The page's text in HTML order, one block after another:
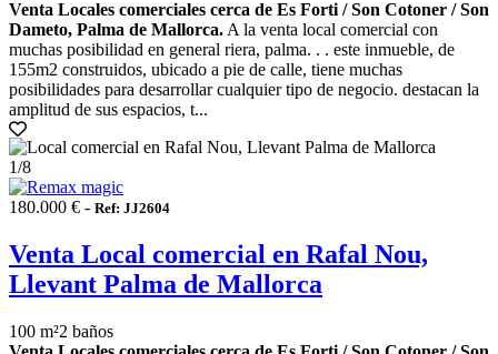
Venta Locales comerciales cerca de Es Forti / Son Cotoner / Son
Dameto, Palma de Mallorca. A la venta local comercial con
muchas posibilidad en general riera, palma. . . este inmueble, de
155m2 construidos, ubicado a pie de calle, tiene muchas
posibilidades para desarrollar cualquier tipo de negocio. destacan la
amplitud de sus espacios, t...
1/8
180.000 € - Ref: JJ2604
Venta Local comercial en Rafal Nou,
Llevant Palma de Mallorca
100 m²2 baños